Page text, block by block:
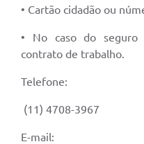
• Cartão cidadão ou
• No caso do seguro
contrato de trabalho.
Telefone:
(11) 4708-3967
E-mail: